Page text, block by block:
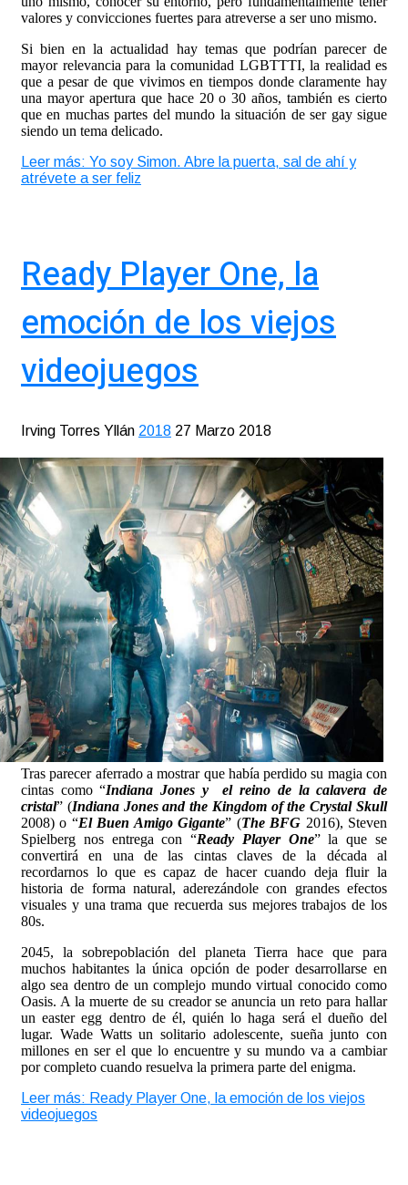
valores y convicciones fuertes para atreverse a ser uno mismo.
Si bien en la actualidad hay temas que podrían parecer de
mayor relevancia para la comunidad LGBTTTI, la realidad es
que a pesar de que vivimos en tiempos donde claramente hay
una mayor apertura que hace 20 o 30 años, también es cierto
que en muchas partes del mundo la situación de ser gay sigue
siendo un tema delicado.
Leer más: Yo soy Simon. Abre la puerta, sal de ahí y
atrévete a ser feliz
Ready Player One, la
emoción de los viejos
videojuegos
Irving Torres Yllán 2018 27 Marzo 2018
Tras parecer aferrado a mostrar que había perdido su magia con
cintas como “Indiana Jones y el reino de la calavera de
cristal” (Indiana Jones and the Kingdom of the Crystal Skull
2008) o “El Buen Amigo Gigante” (The BFG 2016), Steven
Spielberg nos entrega con “Ready Player One” la que se
convertirá en una de las cintas claves de la década al
recordarnos lo que es capaz de hacer cuando deja fluir la
historia de forma natural, aderezándole con grandes efectos
visuales y una trama que recuerda sus mejores trabajos de los
80s.
2045, la sobrepoblación del planeta Tierra hace que para
muchos habitantes la única opción de poder desarrollarse en
algo sea dentro de un complejo mundo virtual conocido como
Oasis. A la muerte de su creador se anuncia un reto para hallar
un easter egg dentro de él, quién lo haga será el dueño del
lugar. Wade Watts un solitario adolescente, sueña junto con
millones en ser el que lo encuentre y su mundo va a cambiar
por completo cuando resuelva la primera parte del enigma.
Leer más: Ready Player One, la emoción de los viejos
videojuegos